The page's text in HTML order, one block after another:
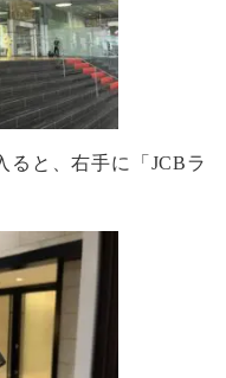
ると、右手に「JCBラ